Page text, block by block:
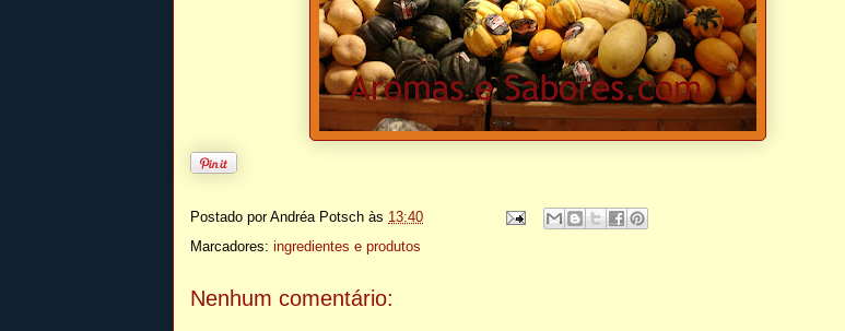
Postado porAndréa Potsch às 13:40
Marcadores: ingredientes e produtos
Nenhum comentário: